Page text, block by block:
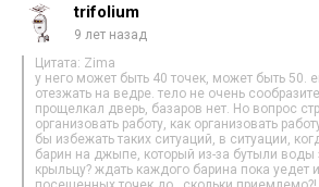
trifolium
9 лет назад
Цитата: Zima
у него может быть 40 точек, может быть 50.
отезжать на ведре. тело не очень
прощелкал дверь, базаров нет. Но вопрос
организовать работу, как организовать
бы избежать таких ситуаций, в ситуации,
барин на джыпе, который из-за бутыли воды
крыльцу? ждать каждого барина пока уедет